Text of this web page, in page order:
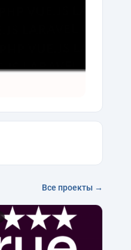
Все проекты →